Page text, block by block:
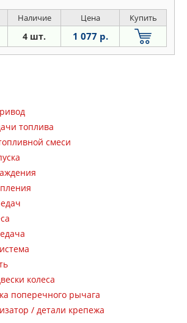
Наличие Цена Купить
4 шт. 1 077 р.
топлива
смеси
колеса
поперечного рычага
/ детали крепежа